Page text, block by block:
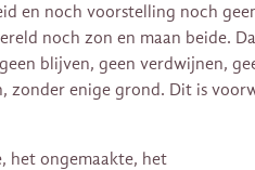
en noch voorstelling noch
noch zon en maan beide.
blijven, geen verdwijnen,
zonder enige grond. Dit is
het ongemaakte, het